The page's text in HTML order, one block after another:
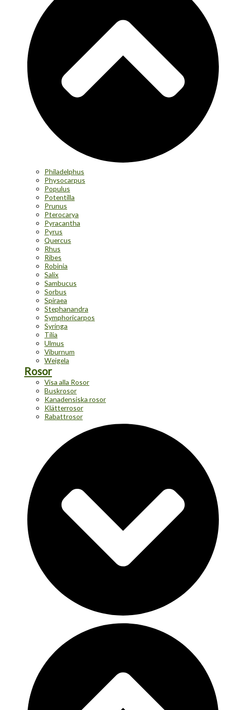
Philadelphus
Physocarpus
Populus
Potentilla
Prunus
Pterocarya
Pyracantha
Pyrus
Quercus
Rhus
Ribes
Robinia
Salix
Sambucus
Sorbus
Spiraea
Stephanandra
Symphoricarpos
Syringa
Tilia
Ulmus
Viburnum
Weigela
Rosor
Visa alla Rosor
Buskrosor
Kanadensiska rosor
Klätterrosor
Rabattrosor